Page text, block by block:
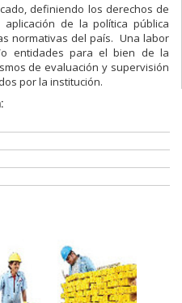
definiendo los derechos de
de la política pública
normativas del país. Una labor
entidades para el bien de la
de evaluación y supervisión
por la institución.